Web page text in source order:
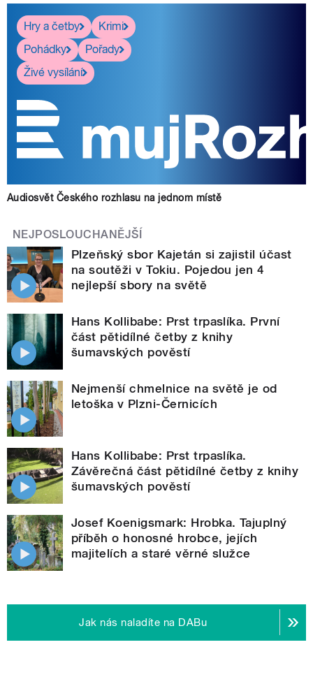
Hry a četby
Krimi
Pohádky
Pořady
Živé vysílání
Audiosvět Českého rozhlasu na jednom místě
NEJPOSLOUCHANĚJŠÍ
Plzeňský sbor Kajetán si zajistil účast
na soutěži v Tokiu. Pojedou jen 4
nejlepší sbory na světě
Hans Kollibabe: Prst trpaslíka. První
část pětidílné četby z knihy
šumavských pověstí
Nejmenší chmelnice na světě je od
letoška v Plzni-Černicích
Hans Kollibabe: Prst trpaslíka.
Závěrečná část pětidílné četby z knihy
šumavských pověstí
Josef Koenigsmark: Hrobka. Tajuplný
příběh o honosné hrobce, jejích
majitelích a staré věrné služce
Jak nás naladíte na DABu